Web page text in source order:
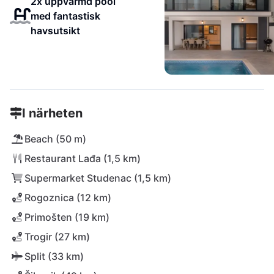
med fantastisk
havsutsikt
I närheten
Beach (50 m)
Restaurant Lađa (1,5 km)
Supermarket Studenac (1,5 km)
Rogoznica (12 km)
Primošten (19 km)
Trogir (27 km)
Split (33 km)